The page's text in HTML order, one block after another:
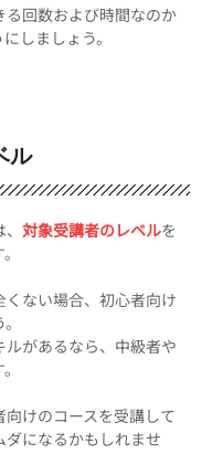
回数および時間なのか
しましょう。
ル
対象受講者のレベルを
ない場合、初心者向け
があるなら、中級者や
けのコースを受講して
になるかもしれませ